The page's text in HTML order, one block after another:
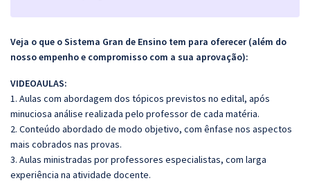
Veja o que o Sistema Gran de Ensino tem para oferecer (além do
nosso empenho e compromisso com a sua aprovação):
VIDEOAULAS:
1. Aulas com abordagem dos tópicos previstos no edital, após
minuciosa análise realizada pelo professor de cada matéria.
2. Conteúdo abordado de modo objetivo, com ênfase nos aspectos
mais cobrados nas provas.
3. Aulas ministradas por professores especialistas, com larga
experiência na atividade docente.